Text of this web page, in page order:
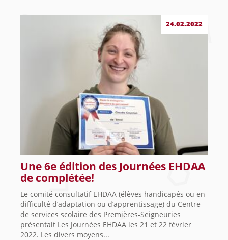
24.02.2022
Une 6e édition des Journées EHDAA
de complétée!
Le comité consultatif EHDAA (élèves handicapés ou en
difficulté d’adaptation ou d’apprentissage) du Centre
de services scolaire des Premières-Seigneuries
présentait Les Journées EHDAA les 21 et 22 février
2022. Les divers moyens...